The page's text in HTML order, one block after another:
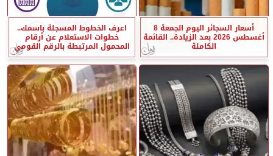
أسعار السجائر اليوم الجمعة 8
أغسطس 2026 بعد الزيادة.. القائمة
الكاملة
اعرف الخطوط المسجلة باسمك..
خطوات الاستعلام عن أرقام
المحمول المرتبطة بالرقم القومي